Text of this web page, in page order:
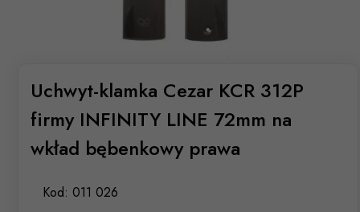
Uchwyt-klamka Cezar KCR 312P
firmy INFINITY LINE 72mm na
wkład bębenkowy prawa
Kod: 011 026